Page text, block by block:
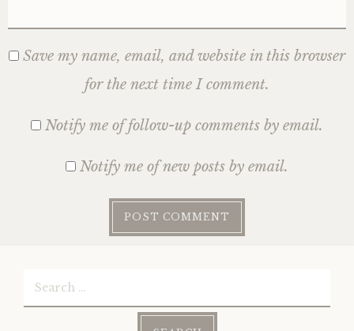
Save my name, email, and website in this browser
for the next time I comment.
Notify me of follow-up comments by email.
Notify me of new posts by email.